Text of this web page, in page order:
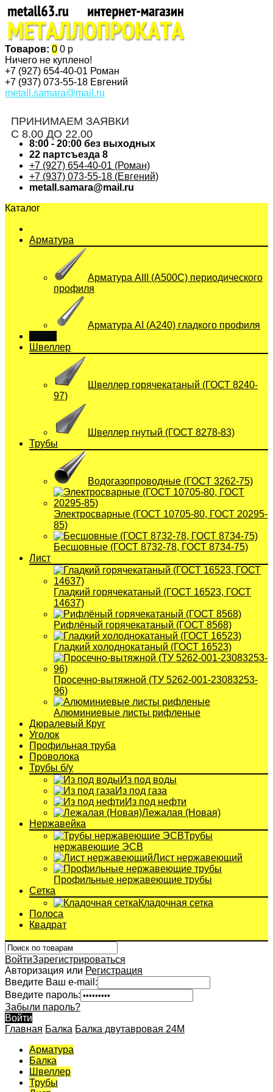
Товаров: 0 0 р
Ничего не куплено!
+7 (927) 654-40-01 Роман
+7 (937) 073-55-18 Евгений
metall.samara@mail.ru
ПРИНИМАЕМ ЗАЯВКИ
С 8.00 ДО 22.00
8:00 - 20:00 без выходных
22 партсъезда 8
+7 (927) 654-40-01 (Роман)
+7 (937) 073-55-18 (Евгений)
metall.samara@mail.ru
Каталог
Арматура
Арматура АIII (А500С) периодического
профиля
Арматура АI (A240) гладкого профиля
Швеллер
Швеллер горячекатаный (ГОСТ 8240-
97)
Швеллер гнутый (ГОСТ 8278-83)
Трубы
Водогазопроводные (ГОСТ 3262-75)
Электросварные (ГОСТ 10705-80, ГОСТ 20295-
85)
Бесшовные (ГОСТ 8732-78, ГОСТ 8734-75)
Лист
Гладкий горячекатаный (ГОСТ 16523, ГОСТ
14637)
Рифлёный горячекатаный (ГОСТ 8568)
Гладкий холоднокатаный (ГОСТ 16523)
Просечно-вытяжной (ТУ 5262-001-23083253-
96)
Алюминиевые листы рифленые
Дюралевый Круг
Уголок
Профильная труба
Проволока
Трубы б/у
Из под воды
Из под газа
Из под нефти
Лежалая (Новая)
Нержавейка
Трубы
нержавеющие ЭСВ
Лист нержавеющий
Профильные нержавеющие трубы
Сетка
Кладочная сетка
Полоса
Квадрат
ВойтиЗарегистрироваться
Авторизация или Регистрация
Введите Ваш e-mail:
Введите пароль:
Забыли пароль?
Войти
Главная Балка Балка двутавровая 24М
Арматура
Балка
Швеллер
Трубы